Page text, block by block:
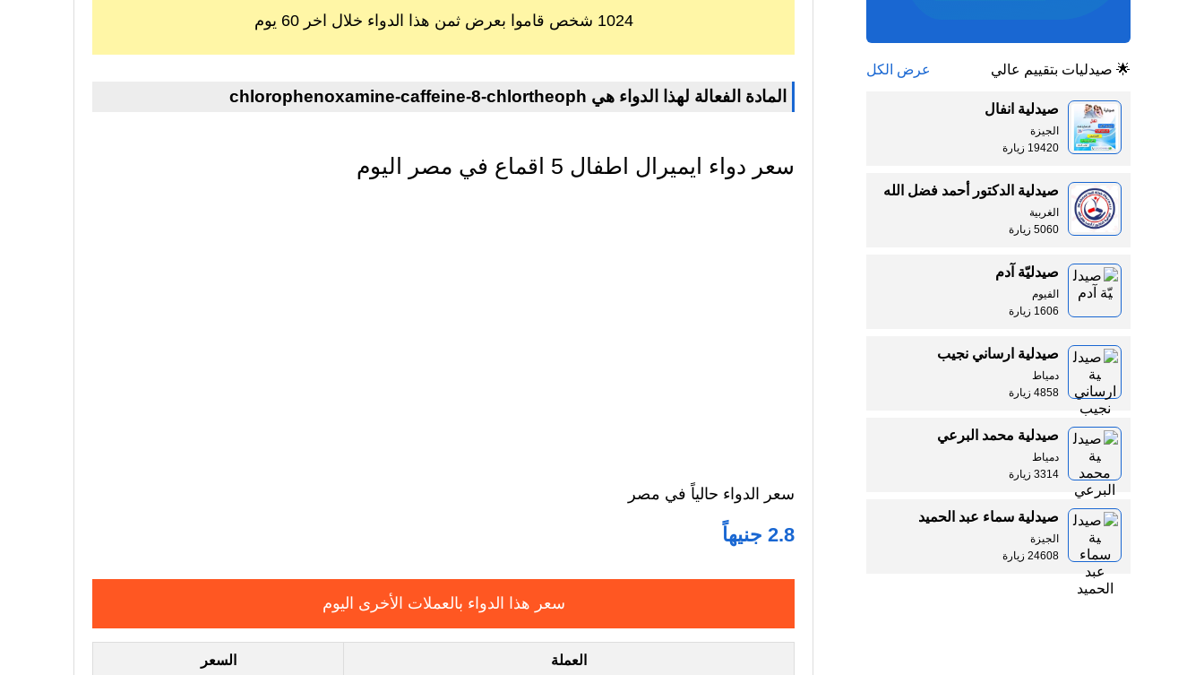
1024 شخص قاموا بعرض ثمن هذا الدواء خلال اخر 60 يوم
chlorophenoxamine-caffeine-8-chlortheoph المادة الفعالة لهذا الدواء هي
سعر دواء ايميرال اطفال 5 اقماع في مصر اليوم
سعر الدواء حالياً في مصر
2.8 جنيهاً
سعر هذا الدواء بالعملات الأخرى اليوم
العملة السعر
🌟 صيدليات بتقييم عالي عرض الكل
صيدلية انفال
الجيزة
19420 زيارة
صيدلية الدكتور أحمد فضل الله
الغربية
5060 زيارة
صيدليّة آدم
الفيوم
1606 زيارة
صيدلية ارساني نجيب
دمياط
4858 زيارة
صيدلية محمد البرعي
دمياط
3314 زيارة
صيدلية سماء عبد الحميد
الجيزة
24608 زيارة